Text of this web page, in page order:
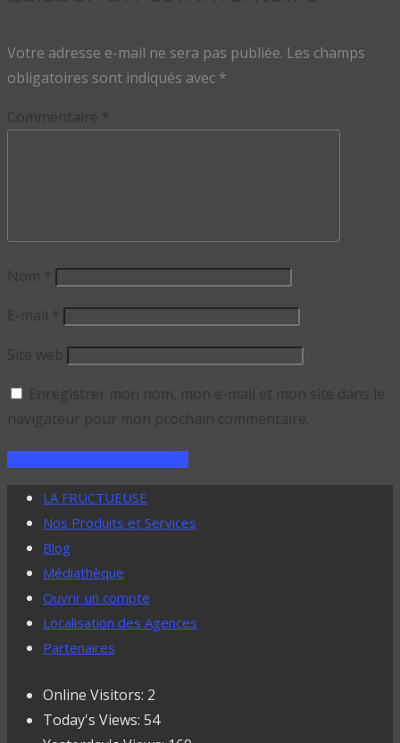
Votre adresse e-mail ne sera pas publiée. Les champs
obligatoires sont indiqués avec *
LA FRUCTUEUSE
Nos Produits et Services
Blog
Médiathèque
Ouvrir un compte
Localisation des Agences
Partenaires
Online Visitors: 2
Today's Views: 54